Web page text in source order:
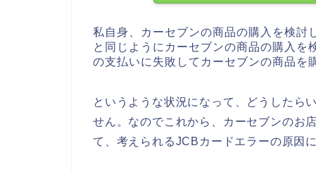
私自身、カーセブンの商品の購入を検討
と同じようにカーセブンの商品の購入を
の支払いに失敗してカーセブンの商品を
というような状況になって、どうしたら
せん。なのでこれから、カーセブンのお
て、考えられるJCBカードエラーの原因